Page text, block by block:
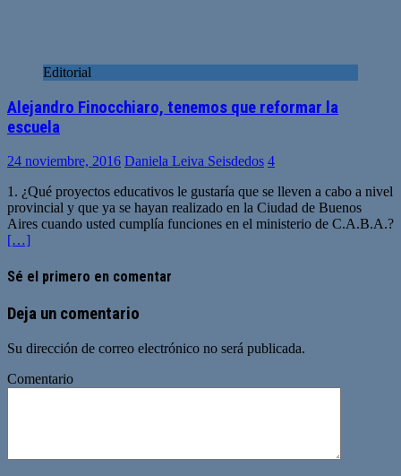
Editorial
Alejandro Finocchiaro, tenemos que reformar la
escuela
24 noviembre, 2016 Daniela Leiva Seisdedos 4
1. ¿Qué proyectos educativos le gustaría que se lleven a cabo a nivel
provincial y que ya se hayan realizado en la Ciudad de Buenos
Aires cuando usted cumplía funciones en el ministerio de C.A.B.A.?
[…]
Sé el primero en comentar
Deja un comentario
Su dirección de correo electrónico no será publicada.
Comentario